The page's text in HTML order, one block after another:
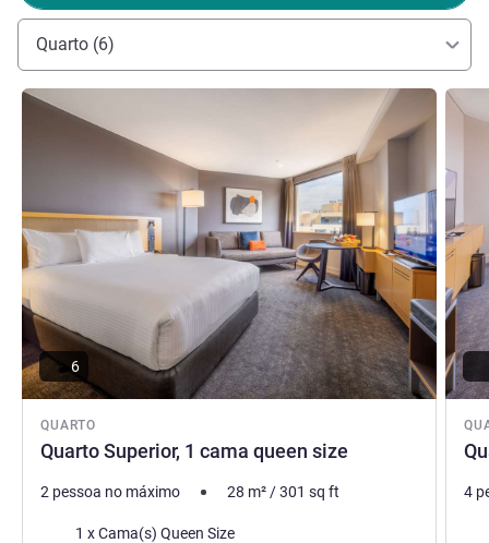
Zayne Boon, Gestão hoteleira
Quarto (6)
QUARTO
Quarto Superior, 1 cama queen size
Ver detalhes
6
2 pessoa no máximo 28 m²/301 sq ft
Cama1 x Cama(s) Queen Size
Ver
4